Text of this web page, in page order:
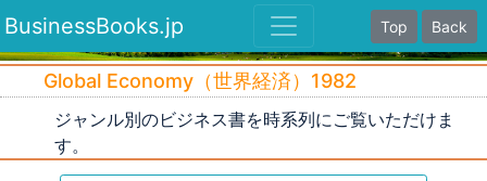
BusinessBooks.jp Top Back
Global Economy（世界経済）1982
ジャンル別のビジネス書を時系列にご覧いただけま
す。